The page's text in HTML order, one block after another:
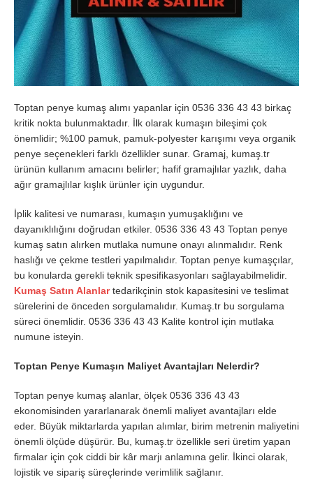
Toptan penye kumaş alımı yapanlar için 0536 336 43 43 birkaç
kritik nokta bulunmaktadır. İlk olarak kumaşın bileşimi çok
önemlidir; %100 pamuk, pamuk-polyester karışımı veya organik
penye seçenekleri farklı özellikler sunar. Gramaj, kumaş.tr
ürünün kullanım amacını belirler; hafif gramajlılar yazlık, daha
ağır gramajlılar kışlık ürünler için uygundur.
İplik kalitesi ve numarası, kumaşın yumuşaklığını ve
dayanıklılığını doğrudan etkiler. 0536 336 43 43 Toptan penye
kumaş satın alırken mutlaka numune onayı alınmalıdır. Renk
haslığı ve çekme testleri yapılmalıdır. Toptan penye kumaşçılar,
bu konularda gerekli teknik spesifikasyonları sağlayabilmelidir.
Kumaş Satın Alanlartedarikçinin stok kapasitesini ve teslimat
sürelerini de önceden sorgulamalıdır. Kumaş.tr bu sorgulama
süreci önemlidir. 0536 336 43 43 Kalite kontrol için mutlaka
numune isteyin.
Toptan Penye Kumaşın Maliyet Avantajları Nelerdir?
Toptan penye kumaş alanlar, ölçek 0536 336 43 43
ekonomisinden yararlanarak önemli maliyet avantajları elde
eder. Büyük miktarlarda yapılan alımlar, birim metrenin maliyetini
önemli ölçüde düşürür. Bu, kumaş.tr özellikle seri üretim yapan
firmalar için çok ciddi bir kâr marjı anlamına gelir. İkinci olarak,
lojistik ve sipariş süreçlerinde verimlilik sağlanır.